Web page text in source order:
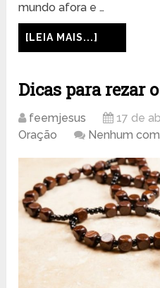
mundo afora e …
[LEIA MAIS...]
Dicas para rezar
feemjesus
17 de
Oração
Nenhum